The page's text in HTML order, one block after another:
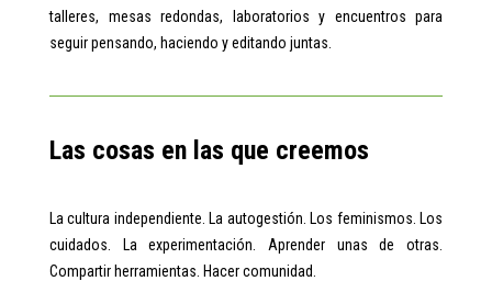
talleres, mesas redondas, laboratorios y encuentros para
seguir pensando, haciendo y editando juntas.
Las cosas en las que creemos
La cultura independiente. La autogestión. Los feminismos. Los
cuidados. La experimentación. Aprender unas de otras.
Compartir herramientas. Hacer comunidad.